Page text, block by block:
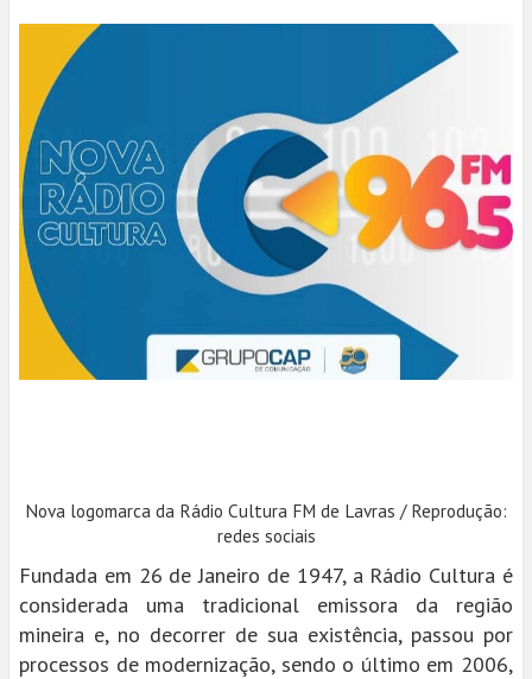
Nova logomarca da Rádio Cultura FM de Lavras / Reprodução:
redes sociais
Fundada em 26 de Janeiro de 1947, a Rádio Cultura é
considerada uma tradicional emissora da região
mineira e, no decorrer de sua existência, passou por
processos de modernização, sendo o último em 2006,